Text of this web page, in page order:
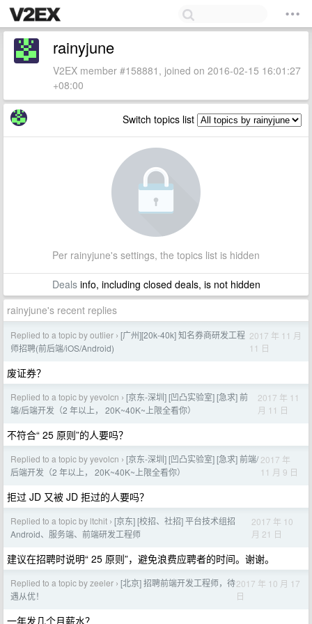
rainyjune
V2EX member #158881, joined on 2016-02-15 16:01:27
+08:00
Switch topics list
Per rainyjune's settings, the topics list is hidden
Dealsinfo, including closed deals, is not hidden
rainyjune's recent replies
Replied to a topic by outlier › [广州][20k-40k] 知名券商研发工程
师招聘(前后端/iOS/Android)
2017 年 11 月
11 日
废证券？
Replied to a topic by yevolcn › [京东-深圳] [凹凸实验室] [急求] 前
端/后端开发（2 年以上， 20K~40K~上限全看你）
2017 年 11
月 11 日
不符合“ 25 原则”的人要吗？
Replied to a topic by yevolcn › [京东-深圳] [凹凸实验室] [急求] 前端/
后端开发（2 年以上， 20K~40K~上限全看你）
2017 年
11 月 9 日
拒过 JD 又被 JD 拒过的人要吗？
Replied to a topic by ltchit › [京东] [校招、社招] 平台技术组招
Android、服务端、前端研发工程师
2017 年 10
月 21 日
建议在招聘时说明“ 25 原则”，避免浪费应聘者的时间。谢谢。
Replied to a topic by zeeler › [北京] 招聘前端开发工程师，待
遇从优！
2017 年 10 月 17
日
一年发几个月薪水？